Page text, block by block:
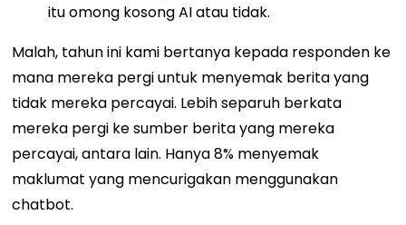
itu omong kosong AI atau tidak.
Malah, tahun ini kami bertanya kepada responden ke
mana mereka pergi untuk menyemak berita yang
tidak mereka percayai. Lebih separuh berkata
mereka pergi ke sumber berita yang mereka
percayai, antara lain. Hanya 8% menyemak
maklumat yang mencurigakan menggunakan
chatbot.